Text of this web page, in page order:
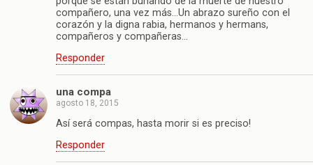
compañero, una vez más…Un abrazo sureño con el
corazón y la digna rabia, hermanos y hermans,
compañeros y compañeras…
Responder
una compa
agosto 18, 2015
Así será compas, hasta morir si es preciso!
Responder